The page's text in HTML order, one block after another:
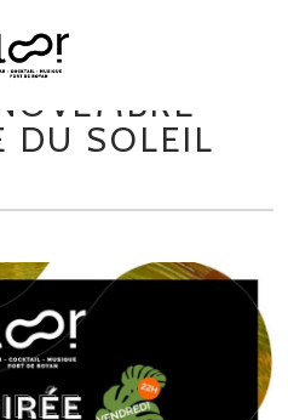
–
DU SOLEIL